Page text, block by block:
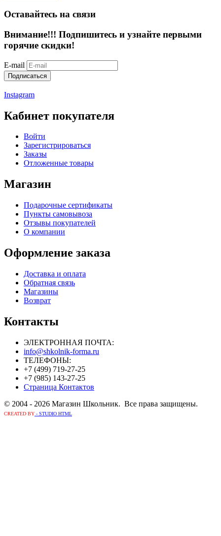
Оставайтесь на связи
Внимание!!! Подпишитесь и узнайте первыми
горячие скидки!
E-mail
Подписаться
Instagram
Кабинет покупателя
Войти
Зарегистрироваться
Заказы
Отложенные товары
Магазин
Подарочные сертификаты
Пункты самовывоза
Отзывы покупателей
О компании
Оформление заказа
Доставка и оплата
Обратная связь
Магазины
Возврат
Контакты
ЭЛЕКТРОННАЯ ПОЧТА:
info@shkolnik-forma.ru
ТЕЛЕФОНЫ:
+7 (499) 719-27-25
+7 (985) 143-27-25
Страница Контактов
© 2004 - 2026 Магазин Школьник. Все права защищены.
CREATED BY - STUDIO HTML